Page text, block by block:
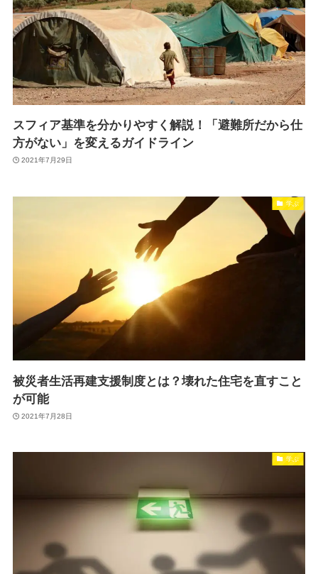
スフィア基準を分かりやすく解説！「避難所だから仕
方がない」を変えるガイドライン
2021年7月29日
学ぶ
被災者生活再建支援制度とは？壊れた住宅を直すこと
が可能
2021年7月28日
学ぶ